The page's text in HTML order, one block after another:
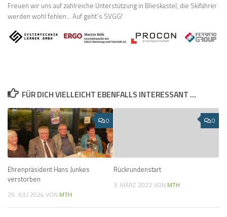
Freuen wir uns auf zahlreiche Unterstützung in Blieskastel, die Skifahrer
werden wohl fehlen… Auf geht´s SVGG!
FÜR DICH VIELLEICHT EBENFALLS INTERESSANT …
0
Ehrenpräsident Hans Junkes
verstorben
29. JULI 2024 VON MTH
0
Rückrundenstart
3. MÄRZ 2022 VON MTH